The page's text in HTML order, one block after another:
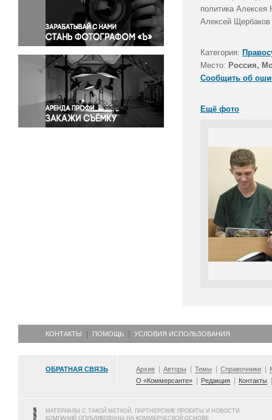
Правосудие
Происшествия и конфликты
Религия
Светская жизнь
Спорт
Экология
Экономика и бизнес
политика
Алексей
Категория:
Место: Россия,
Сообщить об
Ещё фото
КОНТАКТЫ ПОМОЩЬ УСЛОВИЯ ИСПОЛЬЗОВАНИЯ
ОБРАТНАЯ СВЯЗЬ Архив Авторы Темы Справочники
О «Коммерсанте»
Редакция Контакты
МАТЕРИАЛЫ С ТАКОЙ МЕТКОЙ, ПАРТНЕРСКИЕ ПРОЕКТЫ И НОВОСТИ
КОМПАНИЙ ОПУБЛИКОВАНЫ НА КОММЕРЧЕСКОЙ ОСНОВЕ